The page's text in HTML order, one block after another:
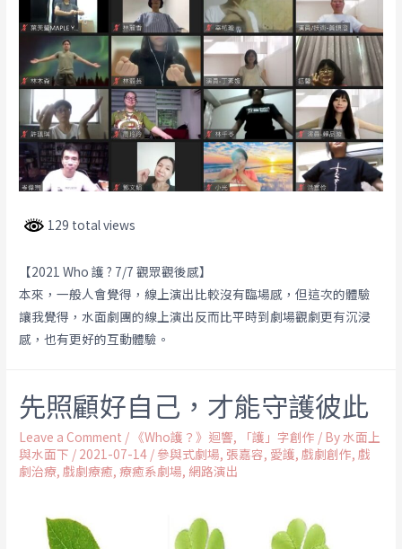
129 total views
【2021 Who 護 ? 7/7 觀眾觀後感】
本來，一般人會覺得，線上演出比較沒有臨場感，但這次的體驗
讓我覺得，水面劇團的線上演出反而比平時到劇場觀劇更有沉浸
感，也有更好的互動體驗。
先照顧好自己，才能守護彼此
Leave a Comment / 《Who護？》迴響, 「護」字創作 / By 水面上
與水面下 / 2021-07-14 / 參與式劇場, 張嘉容, 愛護,戲劇創作,戲
劇治療,戲劇療癒,療癒系劇場, 網路演出